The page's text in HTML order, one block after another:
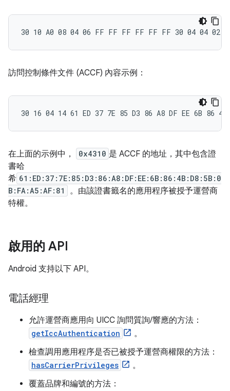
訪問控制條件文件 (ACCF) 內容示例：
在上面的示例中， 0x4310 是 ACCF 的地址，其中包含證
書哈
希 61:ED:37:7E:85:D3:86:A8:DF:EE:6B:86:4B:D8:5B:0
B:FA:A5:AF:81
。由該證書籤名的應用程序被授予運營商
特權。
啟用的 API
Android 支持以下 API。
電話經理
允許運營商應用向 UICC 詢問質詢/響應的方法：
getIccAuthentication
。
檢查調用應用程序是否已被授予運營商權限的方法：
hasCarrierPrivileges
。
覆蓋品牌和編號的方法：